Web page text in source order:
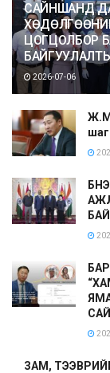
САЙНШАНД
ЦОГЦОЛБОР
2026-07-06
ЗАМ,